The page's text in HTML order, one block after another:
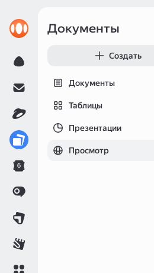
6
Документы
Создать
Документы
Таблицы
Презентации
Просмотр